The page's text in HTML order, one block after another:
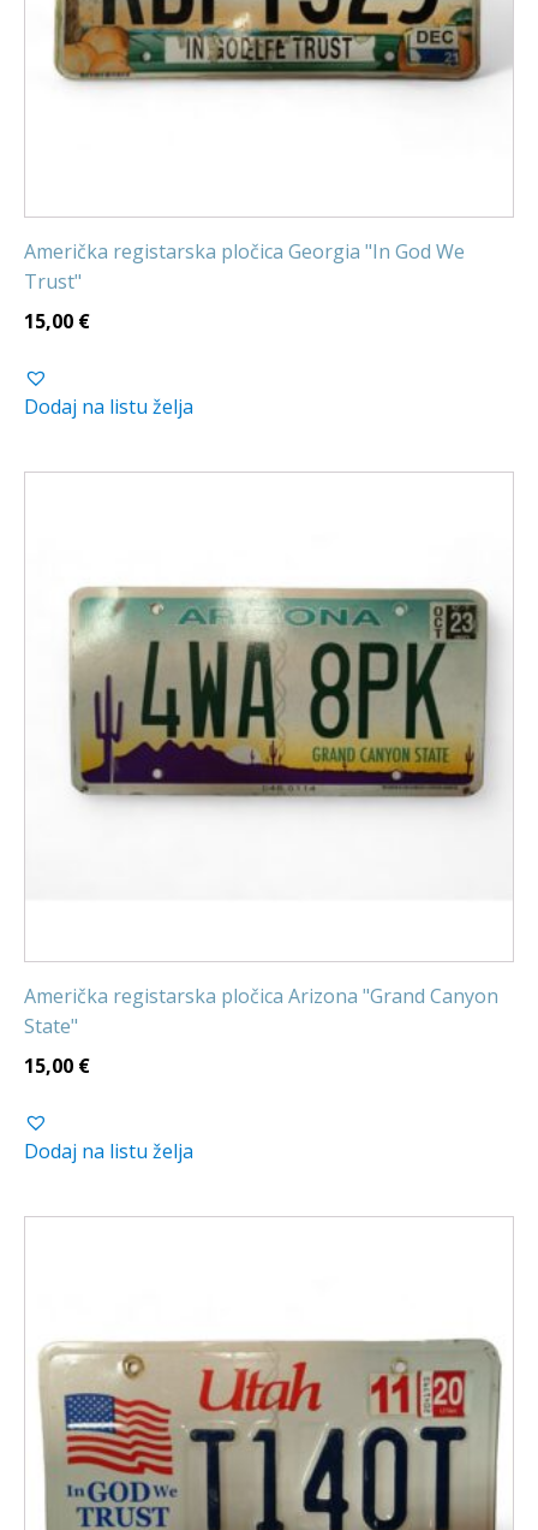
Američka registarska pločica Georgia "In God We
Trust"
15,00 €
Dodaj na listu želja
Američka registarska pločica Arizona "Grand Canyon
State"
15,00 €
Dodaj na listu želja